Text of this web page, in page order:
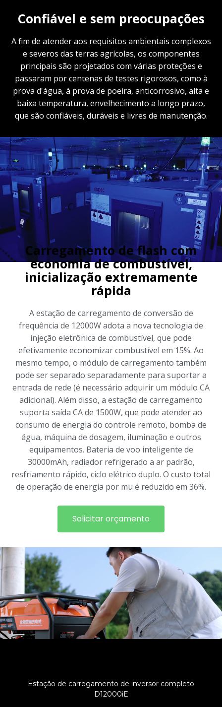
Confiável e sem preocupações
A fim de atender aos requisitos ambientais complexos
e severos das terras agrícolas, os componentes
principais são projetados com várias proteções e
passaram por centenas de testes rigorosos, como à
prova d'água, à prova de poeira, anticorrosivo, alta e
baixa temperatura, envelhecimento a longo prazo,
que são confiáveis, duráveis e livres de manutenção.
Carregamento de flash com
economia de combustível,
inicialização extremamente
rápida
A estação de carregamento de conversão de
frequência de 12000W adota a nova tecnologia de
injeção eletrônica de combustível, que pode
efetivamente economizar combustível em 15%. Ao
mesmo tempo, o módulo de carregamento também
pode ser separado separadamente para suportar a
entrada de rede (é necessário adquirir um módulo CA
adicional). Além disso, a estação de carregamento
suporta saída CA de 1500W, que pode atender ao
consumo de energia do controle remoto, bomba de
água, máquina de dosagem, iluminação e outros
equipamentos. Bateria de voo inteligente de
30000mAh, radiador refrigerado a ar padrão,
resfriamento rápido, ciclo elétrico duplo. O custo total
de operação de energia por mu é reduzido em 36%.
Solicitar orçamento
Estação de carregamento de inversor completo
D12000iE